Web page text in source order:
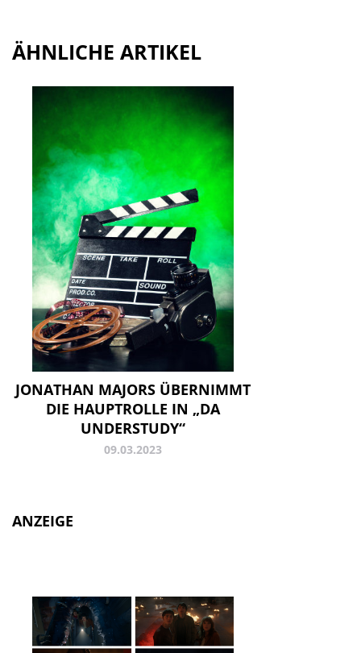
ÄHNLICHE ARTIKEL
JONATHAN MAJORS ÜBERNIMMT
DIE HAUPTROLLE IN „DA
UNDERSTUDY“
09.03.2023
ANZEIGE